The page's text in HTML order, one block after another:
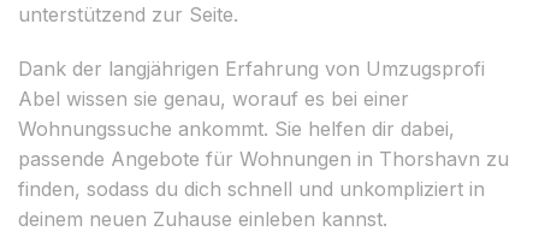
unterstützend zur Seite.
Dank der langjährigen Erfahrung von Umzugsprofi
Abel wissen sie genau, worauf es bei einer
Wohnungssuche ankommt. Sie helfen dir dabei,
passende Angebote für Wohnungen in Thorshavn zu
finden, sodass du dich schnell und unkompliziert in
deinem neuen Zuhause einleben kannst.